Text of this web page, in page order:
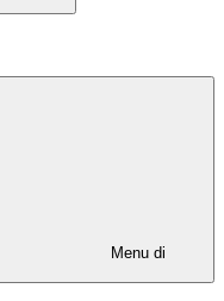
Menu di